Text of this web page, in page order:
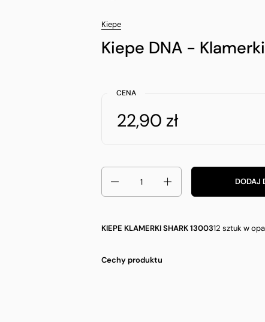
Kiepe
Kiepe DNA -
CENA
22,90 zł
Ilość
DODAJ
KIEPE KLAMERKI SHARK 1300312 sztuk w
Cechy produktu